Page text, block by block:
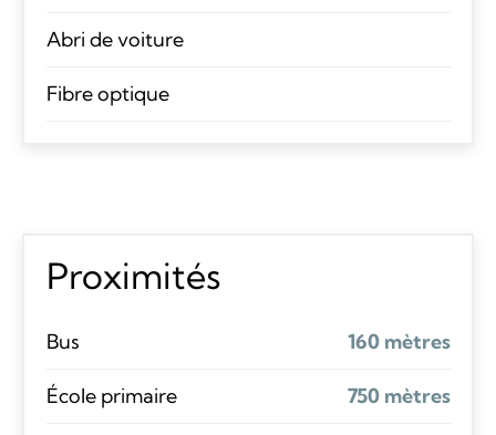
Abri de voiture
Fibre optique
Proximités
Bus 160 mètres
École primaire 750 mètres